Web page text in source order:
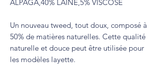
ALPAGA,40% LAINE,5% VISCOSE
Un nouveau tweed, tout doux, composé à
50% de matières naturelles. Cette qualité
naturelle et douce peut être utilisée pour
les modèles layette.